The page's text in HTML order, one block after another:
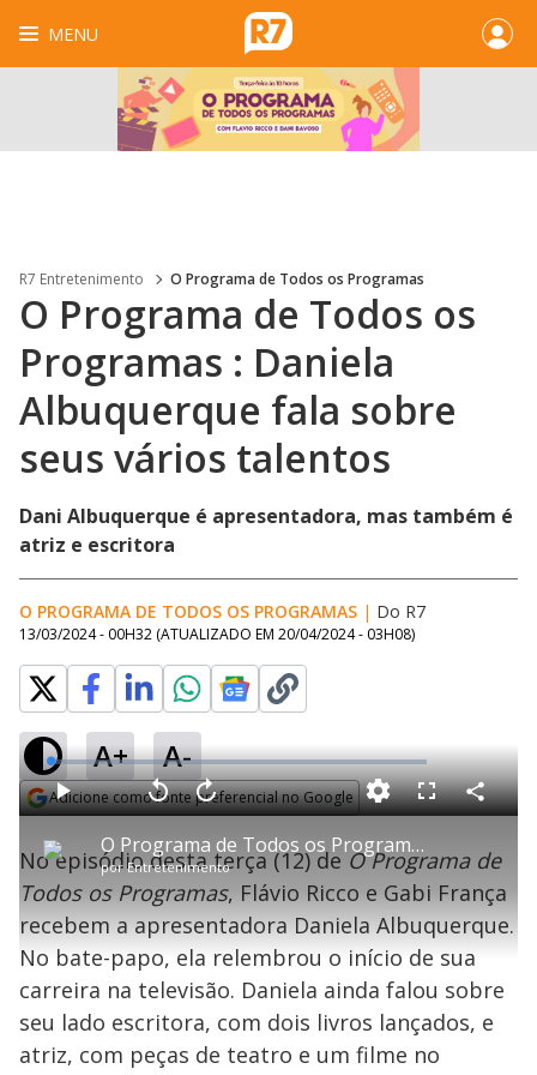
MENU
R7 Entretenimento O Programa de Todos os Programas
O Programa de Todos os
Programas : Daniela
Albuquerque fala sobre
seus vários talentos
Dani Albuquerque é apresentadora, mas também é
atriz e escritora
O PROGRAMA DE TODOS OS PROGRAMAS | Do R7
13/03/2024 - 00H32 (ATUALIZADO EM 20/04/2024 - 03H08)
A+ A-
Adicione como fonte preferencial no Google
P
l
a
O Programa de Todos os Programas : Daniela Albuquerque fala sobre seus vários talentos
por Entretenimento
P V
t
a
r
0
s
e
g
n
d
o
A
n
ç
a
1
s
e
u
n
o
s
L
o
a
d
e
:
0
.
5
%
F
s
c
r
n
C
o
a
r
i
l
a
No episódio desta terça (12) deO Programa de
Todos os Programas, Flávio Ricco e Gabi França
recebem a apresentadora Daniela Albuquerque.
No bate-papo, ela relembrou o início de sua
carreira na televisão. Daniela ainda falou sobre
seu lado escritora, com dois livros lançados, e
atriz, com peças de teatro e um filme no